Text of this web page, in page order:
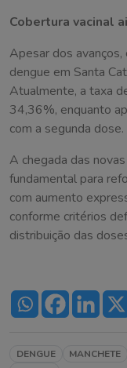
Cobertura vacinal
Apesar dos
dengue em Santa
Atualmente, a taxa
34,36%, enquanto
com a segunda dose.
A chegada das
fundamental para
com aumento
conforme critérios
distribuição das
DENGUE MANCHETE